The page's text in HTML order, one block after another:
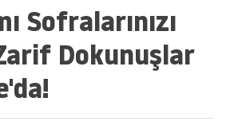
Sofralarınızı
Dokunuşlar